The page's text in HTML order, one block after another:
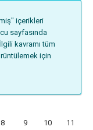
içerikleri
sayfasında
kavramı tüm
için
8 9 10 11